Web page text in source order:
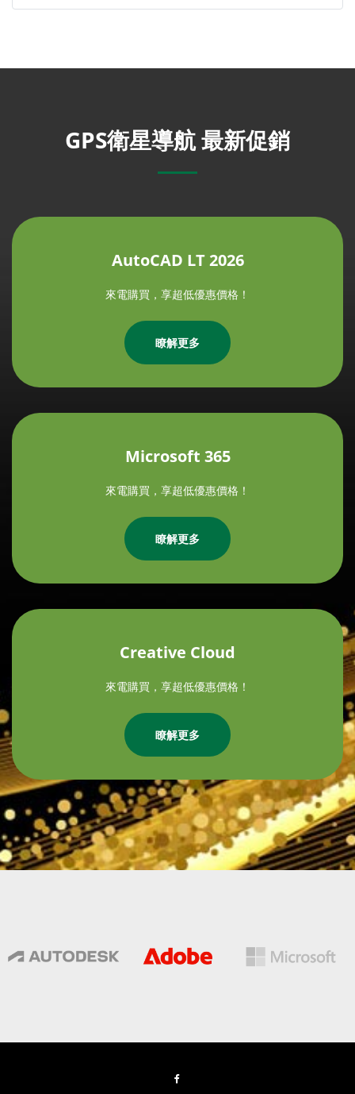
GPS衛星導航 最新促銷
AutoCAD LT 2026
來電購買，享超低優惠價格！
瞭解更多
Microsoft 365
來電購買，享超低優惠價格！
瞭解更多
Creative Cloud
來電購買，享超低優惠價格！
瞭解更多